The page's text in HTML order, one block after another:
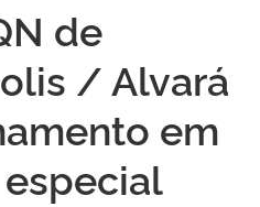
de
/ Alvará
em